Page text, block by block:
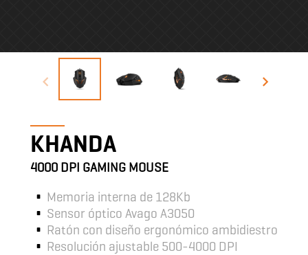
KHANDA
4000 DPI GAMING MOUSE
Memoria interna de 128Kb
Sensor óptico Avago A3050
Ratón con diseño ergonómico ambidiestro
Resolución ajustable 500-4000 DPI